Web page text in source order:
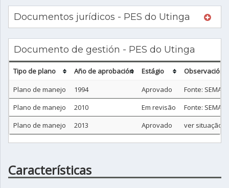
Documentos jurídicos - PES do Utinga
Documento de gestión - PES do Utinga
Tipo de plano Año de aprobación Estágio
Observación
Plano de manejo
1994 Aprovado
Fonte:
Plano de manejo
2010 Em revisão
Fonte:
Plano de manejo
2013 Aprovado ver situação
Características